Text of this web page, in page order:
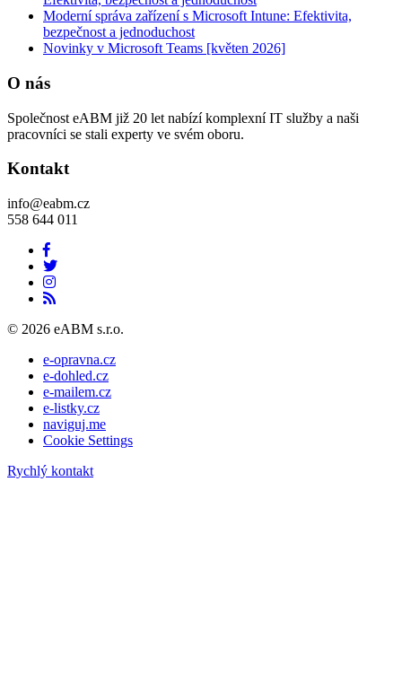
Moderní správa zařízení s Microsoft Intune: Efektivita,
bezpečnost a jednoduchost
Novinky v Microsoft Teams [květen 2026]
O nás
Společnost eABM již 20 let nabízí komplexní IT služby a naši
pracovníci se stali experty ve svém oboru.
Kontakt
info@eabm.cz
558 644 011
© 2026 eABM s.r.o.
e-opravna.cz
e-dohled.cz
e-mailem.cz
e-listky.cz
naviguj.me
Cookie Settings
Rychlý kontakt